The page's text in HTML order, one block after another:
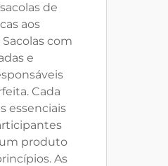
de
aos
com
e
Cada
essenciais
produto
As